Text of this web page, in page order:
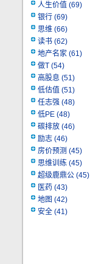
人生价值 (69)
银行 (69)
思维 (66)
读书 (62)
地产名家 (61)
做T (54)
高股息 (51)
低估值 (51)
任志强 (48)
低PE (48)
碳排放 (46)
励志 (46)
房价预测 (45)
思维训练 (45)
超级鹿鼎公 (45)
医药 (43)
地图 (42)
安全 (41)